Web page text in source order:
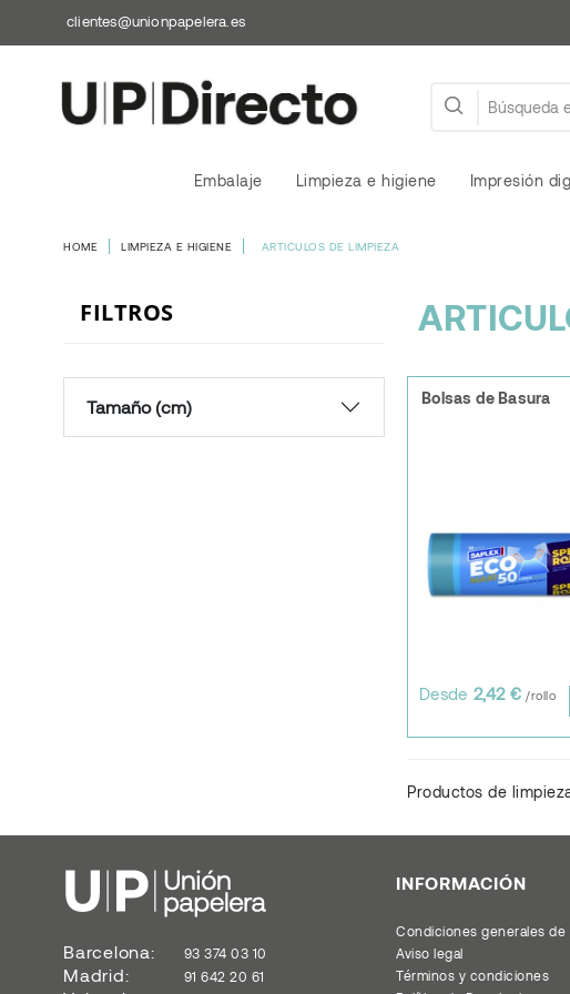
clientes@unionpapelera.es
Embalaje Limpieza e higiene Impresión
HOME LIMPIEZA E HIGIENE ARTICULOS DE LIMPIEZA
FILTROS
Tamaño (cm) Bolsas de Basura
Desde 2,42 € /rollo
Productos de
Barcelona: 93 374 03 10
Madrid: 91 642 20 61
INFORMACIÓN
Condiciones generales de
Aviso legal
Términos y condiciones